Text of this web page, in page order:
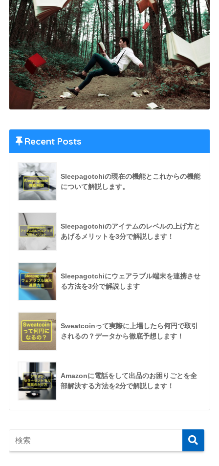
Recent Posts
Sleepagotchiの現在の機能とこれからの機能
について解説します。
Sleepagotchiのアイテムのレベルの上げ方と
あげるメリットを3分で解説します！
Sleepagotchiにウェアラブル端末を連携させ
る方法を3分で解説します
Sweatcoinって実際に上場したら何円で取引
されるの？データから徹底予想します！
Amazonに電話をして出品のお困りごとを全
部解決する方法を2分で解説します！